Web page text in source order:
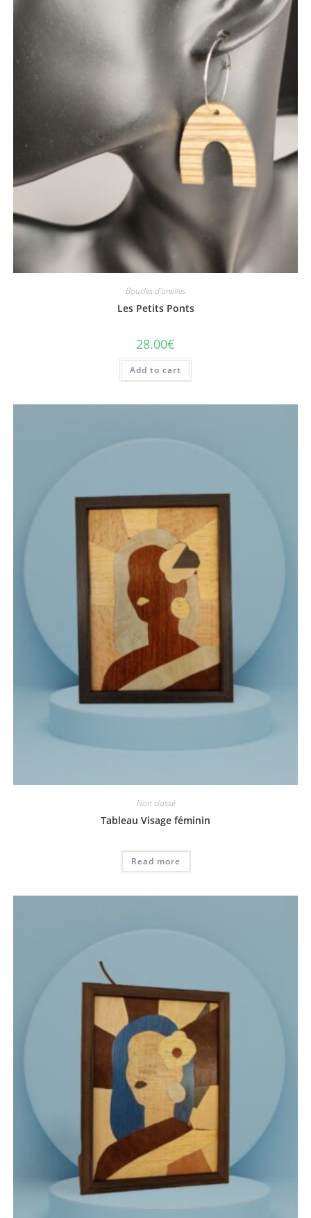
Boucles d'oreilles
Les Petits Ponts
28.00€
Add to cart
Non classé
Tableau Visage féminin
Read more